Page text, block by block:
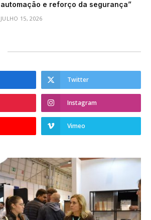
automação e reforço da segurança”
JULHO 15, 2026
Twitter
Instagram
Vimeo